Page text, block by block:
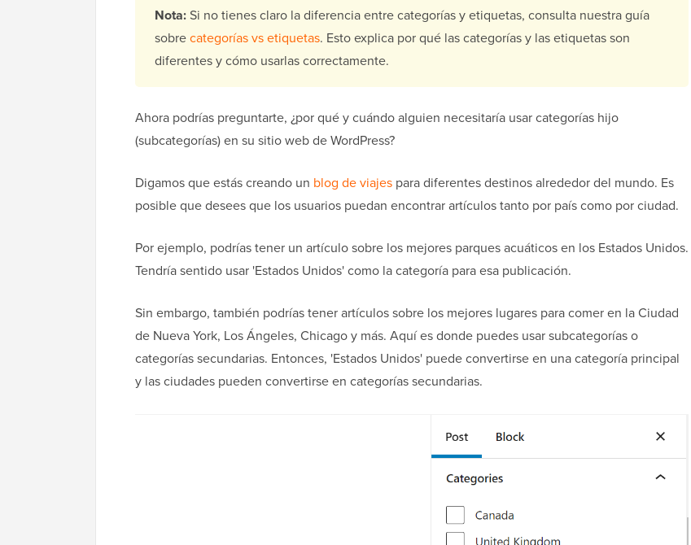
Nota:Si no tienes claro la diferencia entre categorías y etiquetas, consulta nuestra guía
sobrecategorías vs etiquetas. Esto explica por qué las categorías y las etiquetas son
diferentes y cómo usarlas correctamente.
Ahora podrías preguntarte, ¿por qué y cuándo alguien necesitaría usar categorías hijo
(subcategorías) en su sitio web de WordPress?
Digamos que estás creando un blog de viajes para diferentes destinos alrededor del mundo. Es
posible que desees que los usuarios puedan encontrar artículos tanto por país como por ciudad.
Por ejemplo, podrías tener un artículo sobre los mejores parques acuáticos en los Estados Unidos.
Tendría sentido usar 'Estados Unidos' como la categoría para esa publicación.
Sin embargo, también podrías tener artículos sobre los mejores lugares para comer en la Ciudad
de Nueva York, Los Ángeles, Chicago y más. Aquí es donde puedes usar subcategorías o
categorías secundarias. Entonces, 'Estados Unidos' puede convertirse en una categoría principal
y las ciudades pueden convertirse en categorías secundarias.